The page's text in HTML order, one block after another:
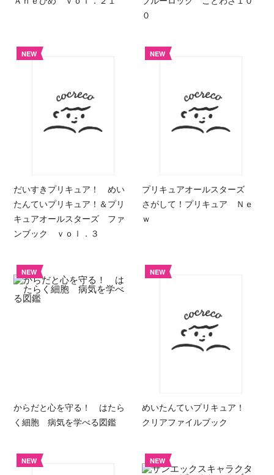
０
NEW
だいすきプリキュア！ めい
たんていプリキュア！＆プリ
キュアオールスターズ ファ
ンブック ｖｏｌ．３
NEW
プリキュアオールスターズ
さがして！プリキュア Ｎｅ
ｗ
NEW
からだと心を守る！ はたら
く細胞 病気を学べる図鑑
NEW
めいたんていプリキュア！
クリアファイルブック
NEW NEW